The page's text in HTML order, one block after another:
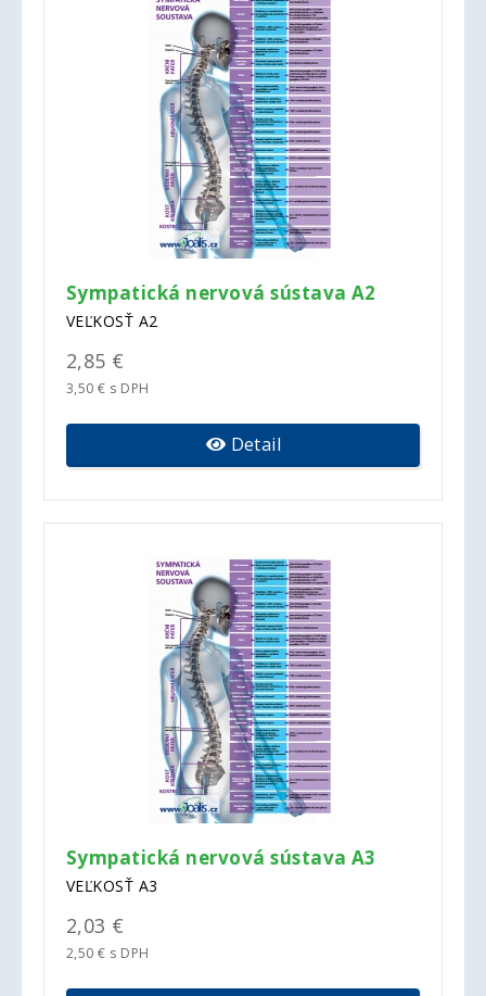
Sympatická nervová sústava A2
VEĽKOSŤ A2
2,85 €
3,50 € s DPH
Detail
Sympatická nervová sústava A3
VEĽKOSŤ A3
2,03 €
2,50 € s DPH